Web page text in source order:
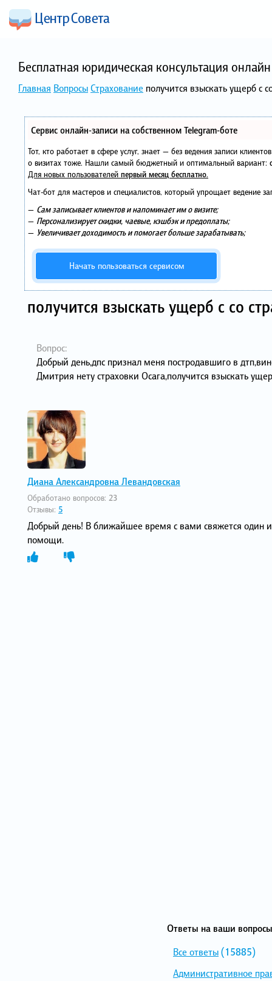
Бесплатная юридическая консультация
Главная ВопросыСтрахование получится взыскать ущерб с
Сервис онлайн-записи на собственном Telegram-боте
Тот, кто работает в сфере услуг, знает — без ведения записи
о визитах тоже. Нашли самый бюджетный и оптимальный вариант:
Для новых пользователей первый месяц бесплатно.
Чат-бот для мастеров и специалистов, который упрощает ведение
— Сам записывает клиентов и напоминает им о визите;
— Персонализирует скидки, чаевые, кэшбэк и предоплаты;
— Увеличивает доходимость и помогает больше зарабатывать;
Начать пользоваться сервисом
получится взыскать ущерб с со
Вопрос:
Добрый день,дпс признал меня постродавшиго в
Дмитрия нету страховки Осага,получится взыскать
Диана Александровна Левандовская
Обработано вопросов: 23
Отзывы: 5
Добрый день! В ближайшее время с вами свяжется один
помощи.
Ответы на ваши
Все ответы(15885)
Административное